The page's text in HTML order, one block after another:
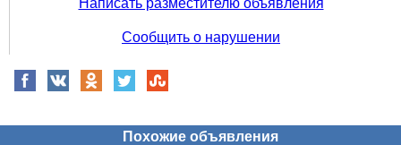
Сообщить о нарушении
Похожие объявления